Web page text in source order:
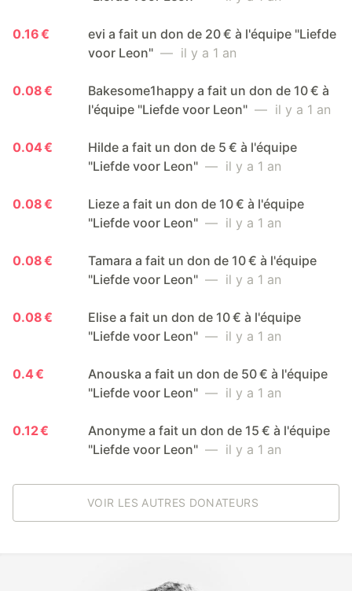
0.16 €
evi a fait un don de 20 € à l'équipe "Liefde
voor Leon" — il y a 1 an
0.08 €
Bakesome1happy a fait un don de 10 € à
l'équipe "Liefde voor Leon" — il y a 1 an
0.04 €
Hilde a fait un don de 5 € à l'équipe
"Liefde voor Leon" — il y a 1 an
0.08 €
Lieze a fait un don de 10 € à l'équipe
"Liefde voor Leon" — il y a 1 an
0.08 €
Tamara a fait un don de 10 € à l'équipe
"Liefde voor Leon" — il y a 1 an
0.08 €
Elise a fait un don de 10 € à l'équipe
"Liefde voor Leon" — il y a 1 an
0.4 €
Anouska a fait un don de 50 € à l'équipe
"Liefde voor Leon" — il y a 1 an
0.12 €
Anonyme a fait un don de 15 € à l'équipe
"Liefde voor Leon" — il y a 1 an
VOIR LES AUTRES DONATEURS